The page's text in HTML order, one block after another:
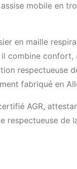
mobile en
en maille
combine confort,
respectueuse
fabriqué en
AGR,
respectueuse de